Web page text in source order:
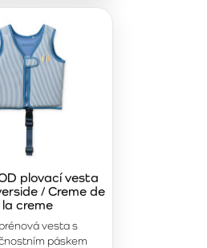
vesta s
páskem
plovací vesta
/ Creme de
la creme